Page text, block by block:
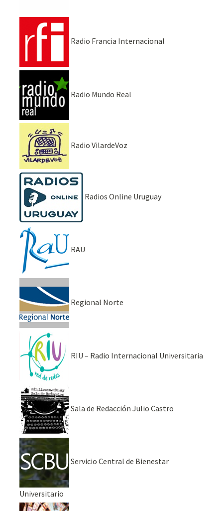
Radio Francia Internacional
Radio Mundo Real
Radio VilardeVoz
Radios Online Uruguay
RAU
Regional Norte
RIU – Radio Internacional Universitaria
Sala de Redacción Julio Castro
Servicio Central de Bienestar
Universitario